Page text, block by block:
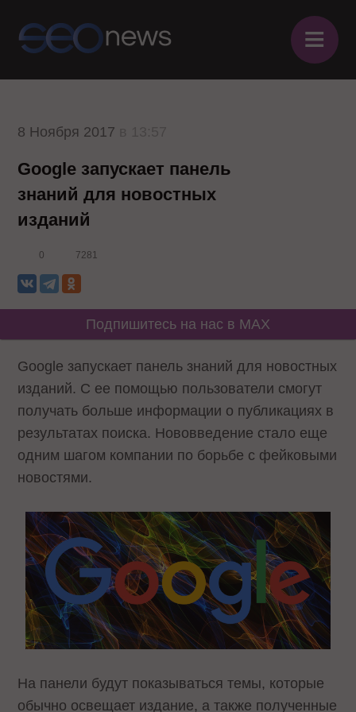
≡
8 Ноября 2017
Google запускает панель
знаний для новостных
изданий
0 7281
Подпишитесь на нас в MAX
Google запускает панель знаний для новостных
изданий. С ее помощью пользователи смогут
получать больше информации о публикациях в
результатах поиска. Нововведение стало еще
одним шагом компании по борьбе с фейковыми
новостями.
На панели будут показываться темы, которые
обычно освещает издание, а также полученные